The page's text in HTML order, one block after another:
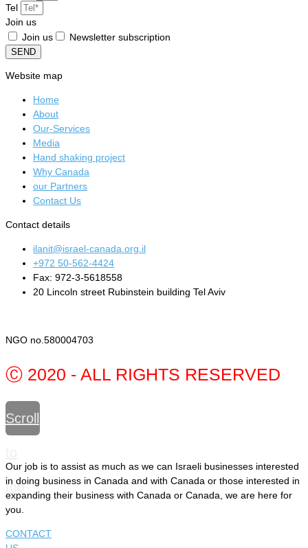
Tel
Join us
Join us
Newsletter subscription
SEND
Website map
Home
About
Our-Services
Media
Hand shaking project
Why Canada
our Partners
Contact Us
Contact details
ilanit@israel-canada.org.il
+972 50-562-4424
Fax: 972-3-5618558
20 Lincoln street Rubinstein building Tel Aviv
NGO no.580004703
Ⓒ 2020 - ALL RIGHTS RESERVED
Scroll
top
Our job is to assist as much as we can Israeli businesses interested
in doing business in Canada and with Canada or those interested in
expanding their business with Canada or Canada, we are here for
you.
CONTACT